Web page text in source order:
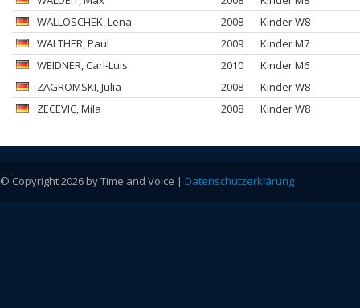
WALLOSCHEK, Lena 2008
Kinder W8
WALTHER, Paul 2009
Kinder M7
WEIDNER, Carl-Luis 2010
Kinder M6
ZAGROMSKI, Julia 2008
Kinder W8
ZECEVIC, Mila 2008 Kinder W8
© Copyright 2026 by Time and Voice | Datenschutzerklärung